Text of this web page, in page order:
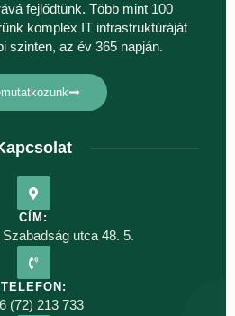
fejlődtünk. Több mint 100
komplex IT infrastruktúráját
szinten, az év 365 napján.
CÍM:
utca 48. 5.
TELEFON:
(72) 213 733